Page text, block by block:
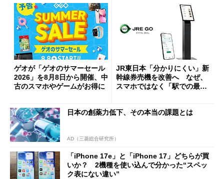
ゲオが「ゲオのサマーセール
2026」を8月8日から開催、中
古のスマホやゲームがお得に
JR東日本「分かりにくい」新
幹線券売機を改善へ なぜ、
スマホではなく「駅での最短
日本の創薬力低下、その本当の課題とは
AD（三菱総合研究所）
「iPhone 17e」と「iPhone 17」どちらが買
いか？ 2機種を使い込んで分かった“スペッ
ク表にない違い”